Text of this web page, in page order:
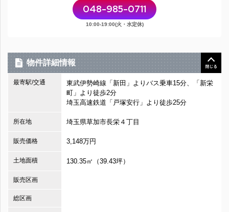
048-985-0711
10:00-19:00(火・水定休)
物件詳細情報
最寄駅/交通
東武伊勢崎線「新田」よりバス乗車15分、「新栄
町」より徒歩2分
埼玉高速鉄道「戸塚安行」より徒歩25分
所在地 埼玉県草加市長栄４丁目
販売価格 3,148万円
土地面積 130.35㎡（39.43坪）
販売区画
総区画